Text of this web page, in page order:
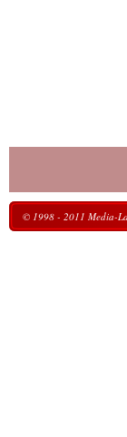
© 1998 - 2011 Media-